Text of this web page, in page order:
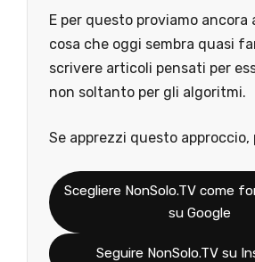
E per questo proviamo ancora
cosa che oggi sembra quasi
scrivere articoli pensati per
non soltanto per gli algoritmi.
Se apprezzi questo approccio,
Scegliere NonSolo.TV come
su Google
Seguire NonSolo.TV su